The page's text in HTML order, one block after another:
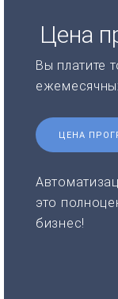
Цена
Вы платите
ЦЕНА
это
бизнес!